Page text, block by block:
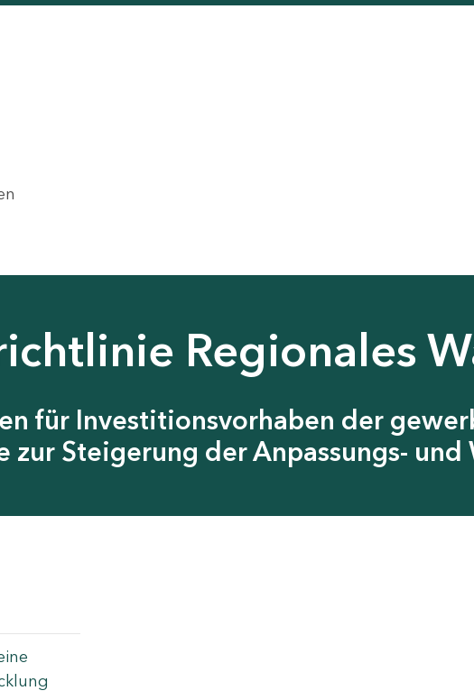
Regionales
für Investitionsvorhaben der
zur Steigerung der Anpassungs-